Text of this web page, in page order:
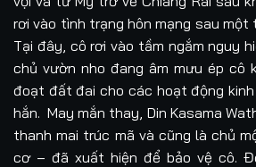
rơi vào tình trạng hôn mạng sau một
Tại đây, cô rơi vào tầm ngắm nguy
chủ vườn nho đang âm mưu ép cô
đoạt đất đai cho các hoạt động kinh
hắn. May mắn thay, Din Kasama
thanh mai trúc mã và cũng là chủ
cơ – đã xuất hiện để bảo vệ cô.